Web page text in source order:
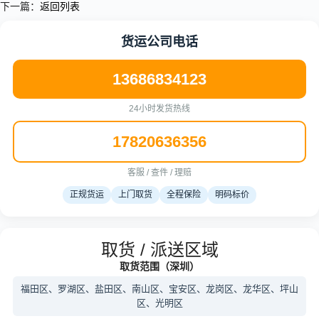
下一篇： 返回列表
货运公司电话
13686834123
24小时发货热线
17820636356
客服 / 查件 / 理赔
正规货运 上门取货 全程保险 明码标价
取货 / 派送区域
取货范围（深圳）
福田区、罗湖区、盐田区、南山区、宝安区、龙岗区、龙华区、坪山
区、光明区